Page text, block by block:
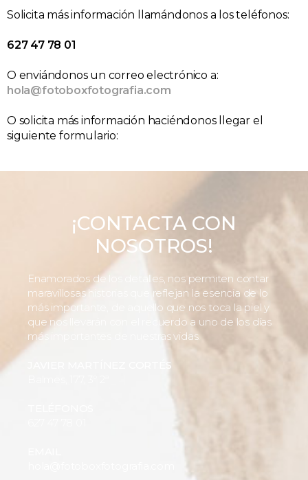
Solicita más información llamándonos a los teléfonos:
627 47 78 01
O enviándonos un correo electrónico a:
hola@fotoboxfotografia.com
O solicita más información haciéndonos llegar el
siguiente formulario:
¡CONTACTA CON
NOSOTROS!
Enamorados de los detalles, nos permiten contar
maravillosas historias que reflejan la esencia de lo
más importante, de aquello que nos toca la piel y
que nos llevarán con el recuerdo a uno de los días
más importantes de nuestras vidas.
JAVIER MARTÍNEZ CORTÉS